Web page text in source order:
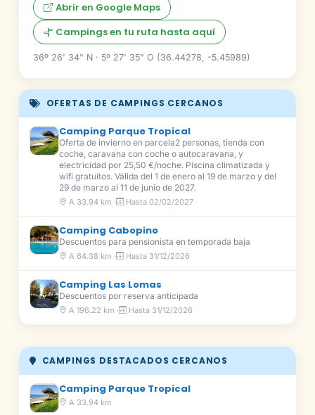
Abrir en Google Maps
Campings en tu ruta hasta aquí
36º 26' 34" N · 5º 27' 35" O (36.44278, -5.45989)
OFERTAS DE CAMPINGS CERCANOS
Camping Parque Tropical
Oferta de invierno en parcela2 personas, tienda con
coche, caravana con coche o autocaravana, y
electricidad por 25,50 €/noche. Piscina climatizada y
wifi gratuitos. Válida del 1 de enero al 19 de marzo y del
29 de marzo al 11 de junio de 2027.
A 33.94 km · Hasta 02/02/2027
Camping Cabopino
Descuentos para pensionista en temporada baja
A 64.38 km · Hasta 31/12/2026
Camping Las Lomas
Descuentos por reserva anticipada
A 196.22 km · Hasta 31/12/2026
CAMPINGS DESTACADOS CERCANOS
Camping Parque Tropical
A 33.94 km